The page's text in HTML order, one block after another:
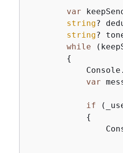
var
string?
string?
while
{
var
if
{